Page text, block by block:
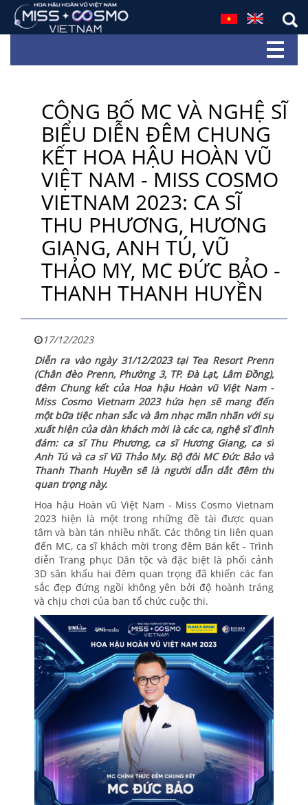
CÔNG BỐ MC VÀ NGHỆ SĨ
BIỂU DIỄN ĐÊM CHUNG
KẾT HOA HẬU HOÀN VŨ
VIỆT NAM - MISS COSMO
VIETNAM 2023: CA SĨ
THU PHƯƠNG, HƯƠNG
GIANG, ANH TÚ, VŨ
THẢO MY, MC ĐỨC BẢO -
THANH THANH HUYỀN
17/12/2023
Diễn ra vào ngày 31/12/2023 tại Tea Resort Prenn
(Chân đèo Prenn, Phường 3, TP. Đà Lạt, Lâm Đồng),
đêm Chung kết của Hoa hậu Hoàn vũ Việt Nam -
Miss Cosmo Vietnam 2023 hứa hẹn sẽ mang đến
một bữa tiệc nhan sắc và âm nhạc mãn nhãn với sự
xuất hiện của dàn khách mời là các ca, nghệ sĩ đình
đám: ca sĩ Thu Phương, ca sĩ Hương Giang, ca sĩ
Anh Tú và ca sĩ Vũ Thảo My. Bộ đôi MC Đức Bảo và
Thanh Thanh Huyền sẽ là người dẫn dắt đêm thi
quan trọng này.
Hoa hậu Hoàn vũ Việt Nam - Miss Cosmo Vietnam
2023 hiện là một trong những đề tài được quan
tâm và bàn tán nhiều nhất. Các thông tin liên quan
đến MC, ca sĩ khách mời trong đêm Bán kết - Trình
diễn Trang phục Dân tộc và đặc biệt là phối cảnh
3D sân khấu hai đêm quan trọng đã khiến các fan
sắc đẹp đứng ngồi không yên bởi độ hoành tráng
và chịu chơi của ban tổ chức cuộc thi.